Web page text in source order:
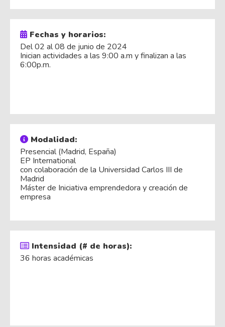
Fechas y horarios:
Del 02 al 08 de junio de 2024
Inician actividades a las 9:00 a.m y finalizan a las
6:00p.m.
Modalidad:
Presencial (Madrid, España)
EP International
con colaboración de la Universidad Carlos III de
Madrid
Máster de Iniciativa emprendedora y creación de
empresa
Intensidad (# de horas):
36 horas académicas